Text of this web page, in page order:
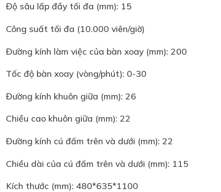
Độ sâu lấp đầy tối đa (mm): 15
Công suất tối đa (10.000 viên/giờ)
Đường kính làm việc của bàn xoay (mm): 200
Tốc độ bàn xoay (vòng/phút): 0-30
Đường kính khuôn giữa (mm): 26
Chiều cao khuôn giữa (mm): 22
Đường kính cú đấm trên và dưới (mm): 22
Chiều dài của cú đấm trên và dưới (mm): 115
Kích thước (mm): 480*635*1100